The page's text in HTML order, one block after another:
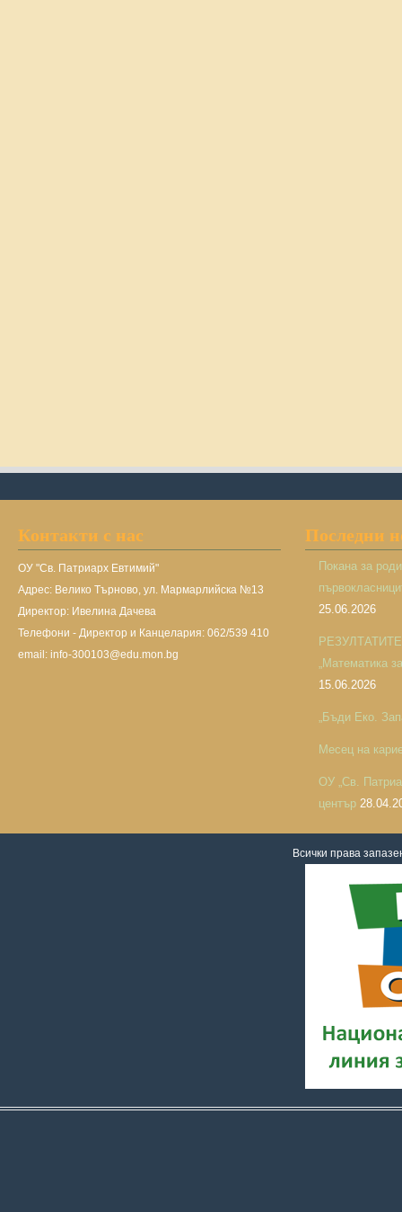
Контакти с нас
ОУ "Св. Патриарх Евтимий"
Адрес: Велико Търново, ул. Мармарлийска №13
Директор: Ивелина Дачева
Телефони - Директор и Канцелария: 062/539 410
email: info-300103@edu.mon.bg
Последни
Покана за
25.06.2026
РЕЗУЛТАТИТЕ
„Математика
15.06.2026
„Бъди Еко.
Месец на
ОУ „Св.
център
Всички права